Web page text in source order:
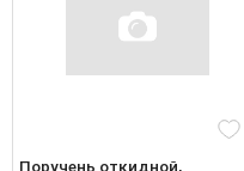
Поручень откидной,